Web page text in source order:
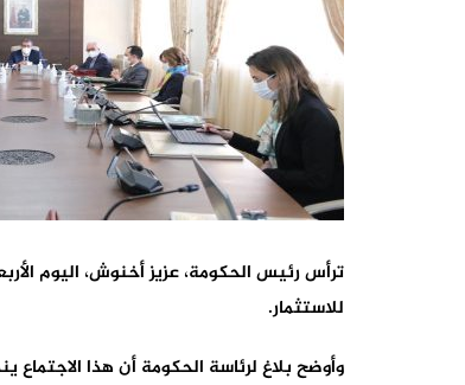
ترأس رئيس الحكومة، عزيز أخنوش، اليوم
للاستثمار.
وأوضح بلاغ لرئاسة الحكومة أن هذا الاجتماع